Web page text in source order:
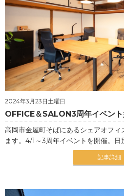
2024年3月23日土曜日
OFFICE＆SALON3周年イベント
高岡市金屋町そばにあるシェアオフィ
ます。4/1～3周年イベントを開催。日
記事詳細